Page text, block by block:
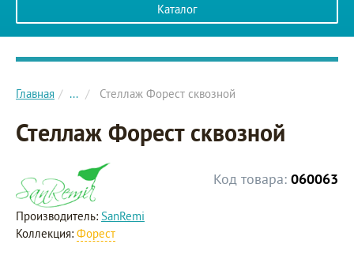
Каталог
Главное меню сайта
Главная ... Стеллаж Форест сквозной
Стеллаж Форест сквозной
Код товара: 060063
Производитель: SanRemi
Коллекция: Форест